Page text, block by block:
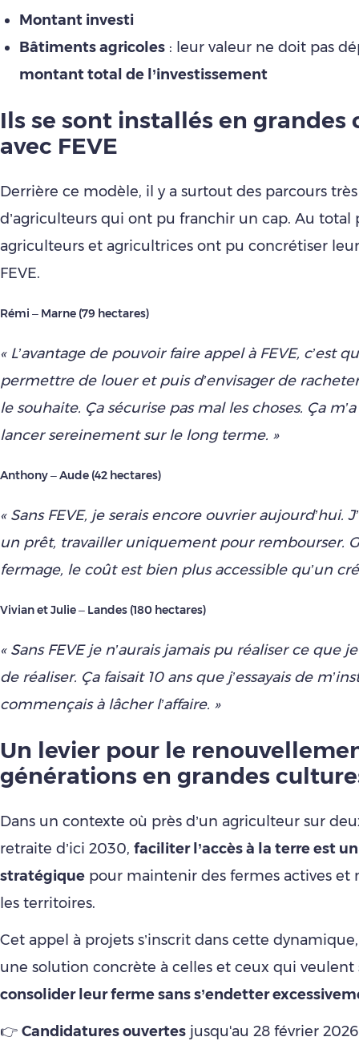
Montant investi
Bâtiments agricoles : leur valeur ne doit pas
montant total de l’investissement
Ils se sont installés en grandes
avec FEVE
Derrière ce modèle, il y a surtout des parcours
d’agriculteurs qui ont pu franchir un cap. Au total
agriculteurs et agricultrices ont pu concrétiser
FEVE.
Rémi – Marne (79 hectares)
« L’avantage de pouvoir faire appel à FEVE, c’est
permettre de louer et puis d’envisager de
le souhaite. Ça sécurise pas mal les choses. Ça
lancer sereinement sur le long terme. »
Anthony – Aude (42 hectares)
« Sans FEVE, je serais encore ouvrier aujourd’hui.
un prêt, travailler uniquement pour rembourser.
fermage, le coût est bien plus accessible qu’un
Vivian et Julie – Landes (180 hectares)
« Sans FEVE je n’aurais jamais pu réaliser ce que
de réaliser. Ça faisait 10 ans que j’essayais de
commençais à lâcher l’affaire. »
Un levier pour le
générations en grandes
Dans un contexte où près d’un agriculteur sur
retraite d’ici 2030, faciliter l’accès à la terre est
stratégique pour maintenir des fermes actives et
les territoires.
Cet appel à projets s’inscrit dans cette
une solution concrète à celles et ceux qui veulent
consolider leur ferme sans s’endetter
👉 Candidatures ouvertes jusqu'au 28 février 2026